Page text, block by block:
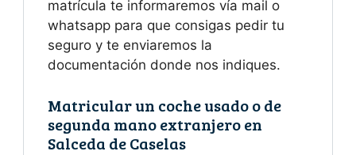
matrícula te informaremos vía mail o
whatsapp para que consigas pedir tu
seguro y te enviaremos la
documentación donde nos indiques.
Matricular un coche usado o de
segunda mano extranjero en
Salceda de Caselas